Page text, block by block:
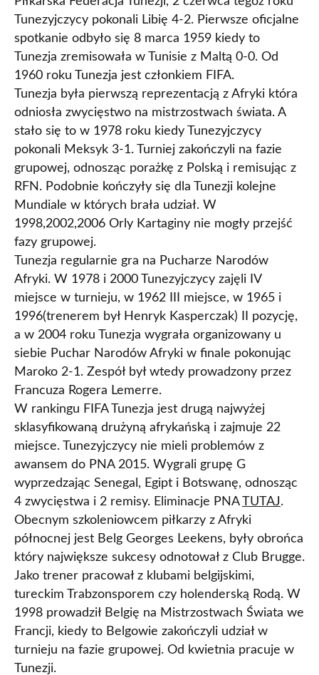
Tunezyjczycy pokonali Libię 4-2. Pierwsze oficjalne
spotkanie odbyło się 8 marca 1959 kiedy to
Tunezja zremisowała w Tunisie z Maltą 0-0. Od
1960 roku Tunezja jest członkiem FIFA.
Tunezja była pierwszą reprezentacją z Afryki która
odniosła zwycięstwo na mistrzostwach świata. A
stało się to w 1978 roku kiedy Tunezyjczycy
pokonali Meksyk 3-1. Turniej zakończyli na fazie
grupowej, odnosząc porażkę z Polską i remisując z
RFN. Podobnie kończyły się dla Tunezji kolejne
Mundiale w których brała udział. W
1998,2002,2006 Orly Kartaginy nie mogły przejść
fazy grupowej.
Tunezja regularnie gra na Pucharze Narodów
Afryki. W 1978 i 2000 Tunezyjczycy zajęli IV
miejsce w turnieju, w 1962 III miejsce, w 1965 i
1996(trenerem był Henryk Kasperczak) II pozycję,
a w 2004 roku Tunezja wygrała organizowany u
siebie Puchar Narodów Afryki w finale pokonując
Maroko 2-1. Zespół był wtedy prowadzony przez
Francuza Rogera Lemerre.
W rankingu FIFA Tunezja jest drugą najwyżej
sklasyfikowaną drużyną afrykańską i zajmuje 22
miejsce. Tunezyjczycy nie mieli problemów z
awansem do PNA 2015. Wygrali grupę G
wyprzedzając Senegal, Egipt i Botswanę, odnosząc
4 zwycięstwa i 2 remisy. Eliminacje PNATUTAJ.
Obecnym szkoleniowcem piłkarzy z Afryki
północnej jest Belg Georges Leekens, były obrońca
który największe sukcesy odnotował z Club Brugge.
Jako trener pracował z klubami belgijskimi,
tureckim Trabzonsporem czy holenderską Rodą. W
1998 prowadził Belgię na Mistrzostwach Świata we
Francji, kiedy to Belgowie zakończyli udział w
turnieju na fazie grupowej. Od kwietnia pracuje w
Tunezji.